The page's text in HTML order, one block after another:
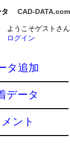
CAD-DATA.com
ようこそゲストさん
ログイン
タ追加
データ
ント